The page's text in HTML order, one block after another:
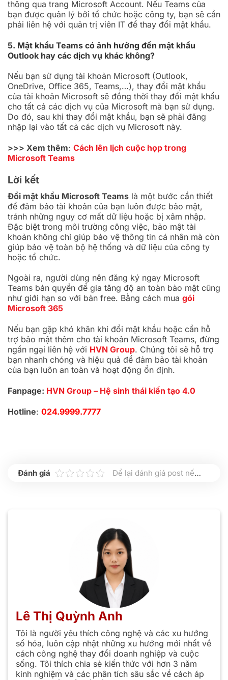
thông qua trang Microsoft Account. Nếu Teams của
bạn được quản lý bởi tổ chức hoặc công ty, bạn sẽ cần
phải liên hệ với quản trị viên IT để thay đổi mật khẩu.
5. Mật khẩu Teams có ảnh hưởng đến mật khẩu
Outlook hay các dịch vụ khác không?
Nếu bạn sử dụng tài khoản Microsoft (Outlook,
OneDrive, Office 365, Teams,…), thay đổi mật khẩu
của tài khoản Microsoft sẽ đồng thời thay đổi mật khẩu
cho tất cả các dịch vụ của Microsoft mà bạn sử dụng.
Do đó, sau khi thay đổi mật khẩu, bạn sẽ phải đăng
nhập lại vào tất cả các dịch vụ Microsoft này.
>>> Xem thêm: Cách lên lịch cuộc họp trong
Microsoft Teams
Lời kết
Đổi mật khẩu Microsoft Teams là một bước cần thiết
để đảm bảo tài khoản của bạn luôn được bảo mật,
tránh những nguy cơ mất dữ liệu hoặc bị xâm nhập.
Đặc biệt trong môi trường công việc, bảo mật tài
khoản không chỉ giúp bảo vệ thông tin cá nhân mà còn
giúp bảo vệ toàn bộ hệ thống và dữ liệu của công ty
hoặc tổ chức.
Ngoài ra, người dùng nên đăng ký ngay Microsoft
Teams bản quyền để gia tăng độ an toàn bảo mật cũng
như giới hạn so với bản free. Bằng cách mua gói
Microsoft 365
Nếu bạn gặp khó khăn khi đổi mật khẩu hoặc cần hỗ
trợ bảo mật thêm cho tài khoản Microsoft Teams, đừng
ngần ngại liên hệ với HVN Group. Chúng tôi sẽ hỗ trợ
bạn nhanh chóng và hiệu quả để đảm bảo tài khoản
của bạn luôn an toàn và hoạt động ổn định.
Fanpage: HVN Group – Hệ sinh thái kiến tạo 4.0
Hotline: 024.9999.7777
Để lại đánh giá post nếu bạn thấy hữu ích nhé
Lê Thị Quỳnh Anh
Tôi là người yêu thích công nghệ và các xu hướng
số hóa, luôn cập nhật những xu hướng mới nhất về
cách công nghệ thay đổi doanh nghiệp và cuộc
sống. Tôi thích chia sẻ kiến thức với hơn 3 năm
kinh nghiệm và các phân tích sâu sắc về cách áp